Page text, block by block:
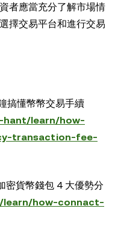
者應當充分了解市場情
擇交易平台和進行交易
搞懂幣幣交易手續
hant/learn/how-
transaction-fee-
密貨幣錢包 4 大優勢分
learn/how-connact-